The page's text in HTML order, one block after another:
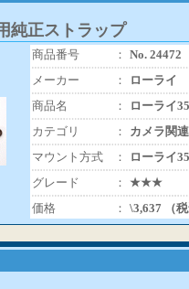
純正ストラップ
商品番号 ： No. 24472
メーカー
：
ローライ
商品名
：
ローライ
カテゴリ
：
カメラ関
マウント方式
：
ローライ35
グレード
： ★★★
価格
： \3,637 （税